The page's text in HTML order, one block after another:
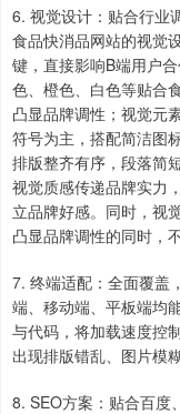
6. 视觉设计：贴合行业
食品快消品网站的视觉
键，直接影响B端用户
色、橙色、白色等贴合
凸显品牌调性；视觉元
符号为主，搭配简洁图
排版整齐有序，段落简
视觉质感传递品牌实力
立品牌好感。同时，视
凸显品牌调性的同时，
7. 终端适配：全面覆盖
端、移动端、平板端均
与代码，将加载速度控
出现排版错乱、图片模
8. SEO方案：贴合百度